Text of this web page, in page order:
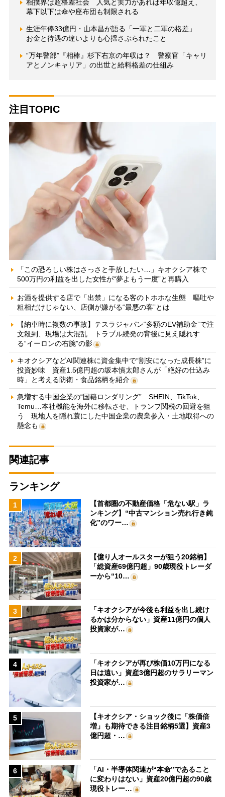
相撲界は超格差社会 人気と実力があれば年収億超え、
幕下以下は傘や座布団も制限される
生涯年俸33億円・山本昌が語る「一軍と二軍の格差」
お金と待遇の違いよりも心揺さぶられたこと
“万年警部”『相棒』杉下右京の年収は？ 警察官「キャリ
アとノンキャリア」の出世と給料格差の仕組み
注目TOPIC
「この恐ろしい株はさっさと手放したい…」キオクシア株で
500万円の利益を出した女性が“夢よもう一度”と再購入
お酒を提供する店で「出禁」になる客のトホホな生態 嘔吐や
粗相だけじゃない、店側が嫌がる“最悪の客”とは
【納車時に複数の事故】テスラジャパン“多額のEV補助金”で注
文殺到、現場は大混乱 トラブル続発の背後に見え隠れす
る“イーロンの右腕”の影
キオクシアなどAI関連株に資金集中で“割安になった成長株”に
投資妙味 資産1.5億円超の坂本慎太郎さんが「絶好の仕込み
時」と考える防衛・食品銘柄を紹介
急増する中国企業の“国籍ロンダリング” SHEIN、TikTok、
Temu…本社機能を海外に移転させ、トランプ関税の回避を狙
う 現地人を隠れ蓑にした中国企業の農業参入・土地取得への
懸念も
関連記事
ランキング
1
【首都圏の不動産価格「危ない駅」ラ
ンキング】“中古マンション売れ行き鈍
化”のワー…
2
【億り人オールスターが狙う20銘柄】
「総資産69億円超」90歳現役トレーダ
ーから“10…
3
「キオクシアが今後も利益を出し続け
るかは分からない」資産11億円の個人
投資家が…
4
「キオクシアが再び株価10万円になる
日は遠い」資産3億円超のサラリーマン
投資家が…
5
【キオクシア・ショック後に「株価倍
増」も期待できる注目銘柄5選】資産3
億円超・…
6
「AI・半導体関連が“本命”であること
に変わりはない」資産20億円超の90歳
現役トレー…